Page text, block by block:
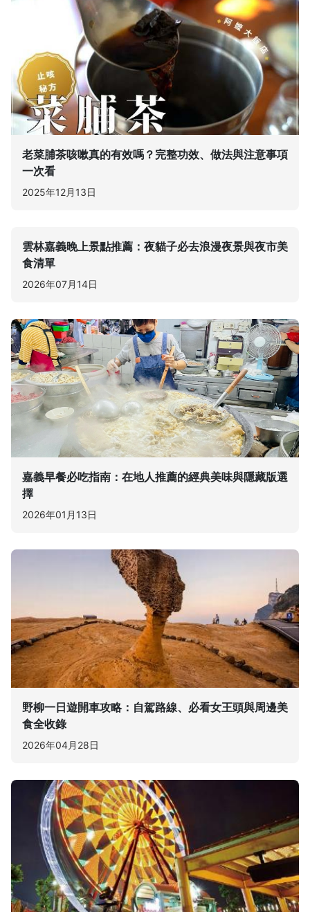
老菜脯茶咳嗽真的有效嗎？完整功效、做法與注意事項
一次看
2025年12月13日
雲林嘉義晚上景點推薦：夜貓子必去浪漫夜景與夜市美
食清單
2026年07月14日
嘉義早餐必吃指南：在地人推薦的經典美味與隱藏版選
擇
2026年01月13日
野柳一日遊開車攻略：自駕路線、必看女王頭與周邊美
食全收錄
2026年04月28日